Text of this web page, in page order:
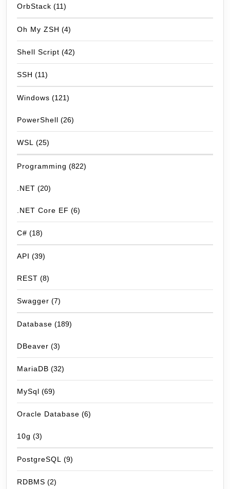
OrbStack (11)
Oh My ZSH (4)
Shell Script (42)
SSH (11)
Windows (121)
PowerShell (26)
WSL (25)
Programming (822)
.NET (20)
.NET Core EF (6)
C# (18)
API (39)
REST (8)
Swagger (7)
Database (189)
DBeaver (3)
MariaDB (32)
MySql (69)
Oracle Database (6)
10g (3)
PostgreSQL (9)
RDBMS (2)